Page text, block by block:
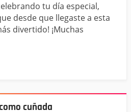
tu día especial,
desde que llegaste a esta
divertido! ¡Muchas
cuñada